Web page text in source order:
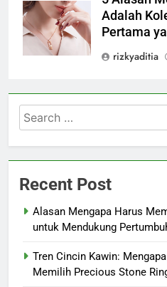
Adalah
Pertama
rizkyaditia
Search
for:
Recent Post
Alasan Mengapa Harus
untuk Mendukung
Tren Cincin Kawin:
Memilih Precious Stone